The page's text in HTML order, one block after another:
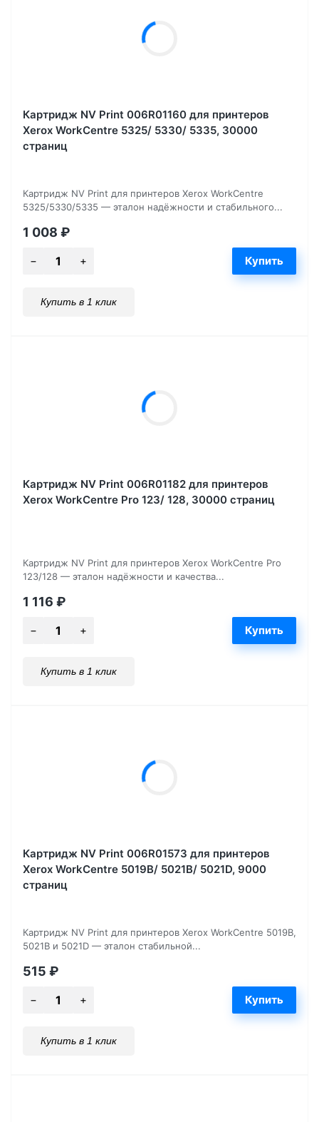
Картридж NV Print 006R01160 для принтеров
Xerox WorkCentre 5325/ 5330/ 5335, 30000
страниц
Картридж NV Print для принтеров Xerox WorkCentre
5325/5330/5335 — эталон надёжности и стабильного...
1 008 ₽
Купить в 1 клик
Картридж NV Print 006R01182 для принтеров
Xerox WorkCentre Pro 123/ 128, 30000 страниц
Картридж NV Print для принтеров Xerox WorkCentre Pro
123/128 — эталон надёжности и качества...
1 116 ₽
Купить в 1 клик
Картридж NV Print 006R01573 для принтеров
Xerox WorkCentre 5019B/ 5021B/ 5021D, 9000
страниц
Картридж NV Print для принтеров Xerox WorkCentre 5019B,
5021B и 5021D — эталон стабильной...
515 ₽
Купить в 1 клик